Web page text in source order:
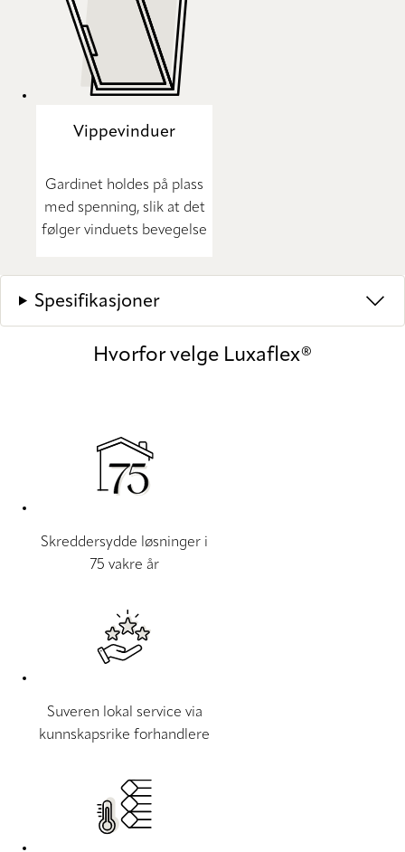
Vippevinduer
Gardinet holdes på plass
med spenning, slik at det
følger vinduets bevegelse
Spesifikasjoner
Hvorfor velge Luxaflex®
Skreddersydde løsninger i
75 vakre år
Suveren lokal service via
kunnskapsrike forhandlere